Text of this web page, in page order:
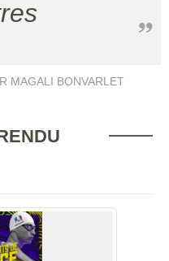
MAGALI BONVARLET